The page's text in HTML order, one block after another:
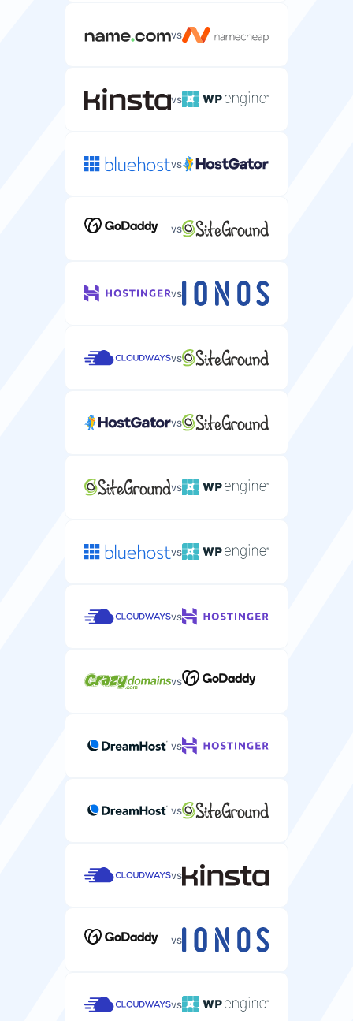
vs
vs
vs
vs
vs
vs
vs
vs
vs
vs
vs
vs
vs
vs
vs
vs